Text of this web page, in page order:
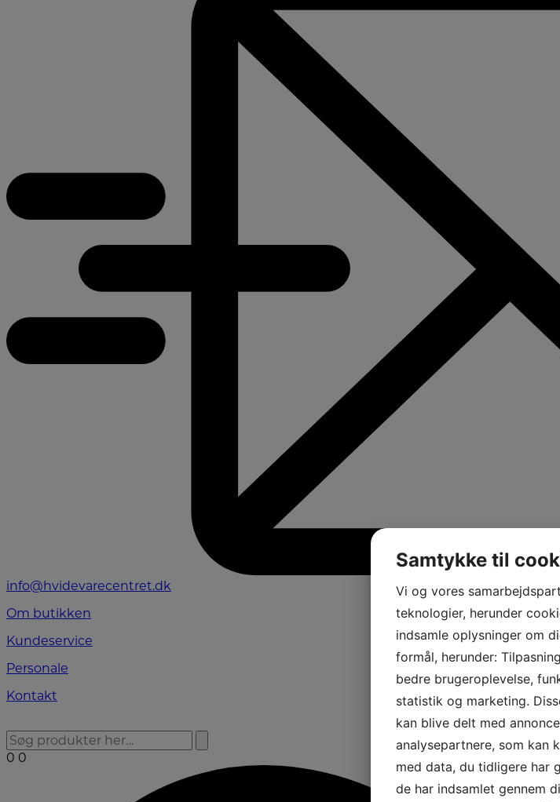
info@hvidevarecentret.dk
Om butikken
Kundeservice
Personale
Kontakt
0 0
Samtykke til
Vi og vores
teknologier, herunder
indsamle oplysninger om
formål, herunder:
bedre brugeroplevelse,
statistik og marketing.
kan blive delt med
analysepartnere, som kan
med data, du tidligere har
de har indsamlet gennem